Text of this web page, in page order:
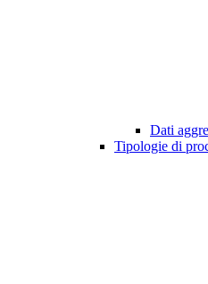
Dati
Tipologie di